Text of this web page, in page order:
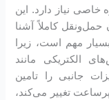
خاصی نیاز دارد. این
کاملاً آشنا
مهم است، زیرا
الکتریکی مانند
جانبی را تامین
ظرفیت باتری که بین ۱۵۰ تا ۲۲۰ آمپرساعت تغییر می‌کند،